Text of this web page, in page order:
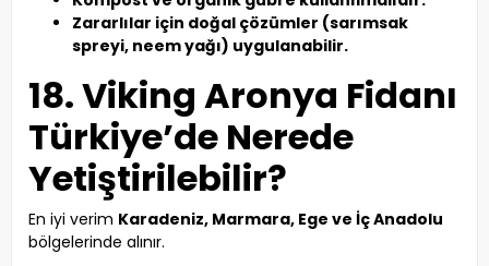
Zararlılar için doğal çözümler (sarımsak
spreyi, neem yağı) uygulanabilir.
18. Viking Aronya Fidanı
Türkiye’de Nerede
Yetiştirilebilir?
En iyi verim Karadeniz, Marmara, Ege ve İç Anadolu
bölgelerinde alınır.